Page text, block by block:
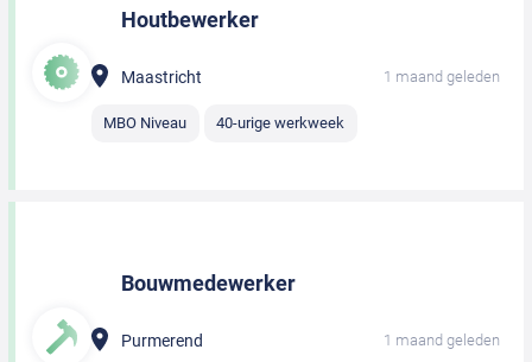
Houtbewerker
Maastricht 1 maand geleden
MBO Niveau 40-urige werkweek
Bouwmedewerker
Purmerend 1 maand geleden